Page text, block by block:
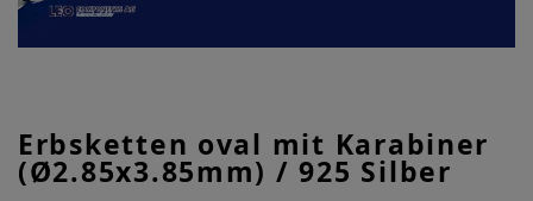
Erbsketten oval mit Karabiner
(Ø2.85x3.85mm) / 925 Silber
Anfang
der
Bildgalerie